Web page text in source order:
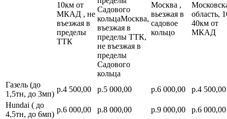
10км от
МКАД , не
въезжая в
пределы
ТТК
Садового
кольцаМосква,
въезжая в
пределы ТТК,
не въезжая в
пределы
Садового
кольца
Москва ,
вьезжая в
садовое
кольцо
область,
40км от
МКАД
Газель (до
1,5тн, до 3мп)
р.4 500,00 р.5 000,00 р.6 000,00
р.4 500,00
Hundai ( до
4,5тн, до 6мп)
р.6 000,00 р.8 000,00 р.9 000,00
р.6 000,00